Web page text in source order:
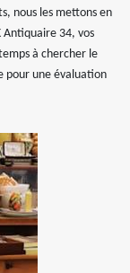
nous les mettons en
Antiquaire 34, vos
à chercher le
pour une évaluation